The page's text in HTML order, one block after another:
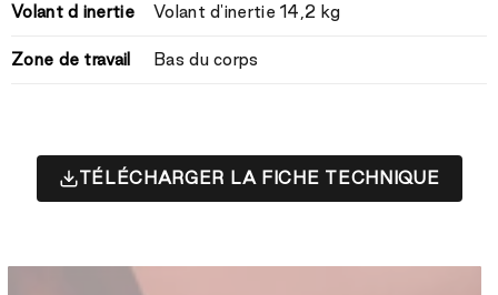
Volant d inertie Volant d'inertie 14,2 kg
Zone de travail Bas du corps
TÉLÉCHARGER LA FICHE TECHNIQUE